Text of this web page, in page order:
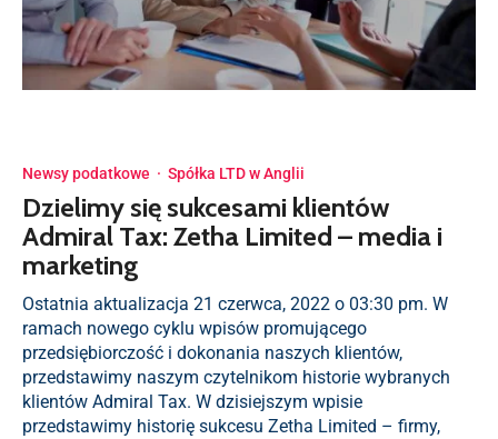
Newsy podatkowe · Spółka LTD w Anglii
Dzielimy się sukcesami klientów
Admiral Tax: Zetha Limited – media i
marketing
Ostatnia aktualizacja 21 czerwca, 2022 o 03:30 pm. W
ramach nowego cyklu wpisów promującego
przedsiębiorczość i dokonania naszych klientów,
przedstawimy naszym czytelnikom historie wybranych
klientów Admiral Tax. W dzisiejszym wpisie
przedstawimy historię sukcesu Zetha Limited – firmy,